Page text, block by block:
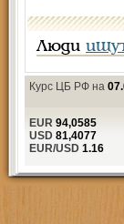
Люди
Курс ЦБ РФ на
EUR 94,0585
USD 81,4077
EUR/USD 1.16